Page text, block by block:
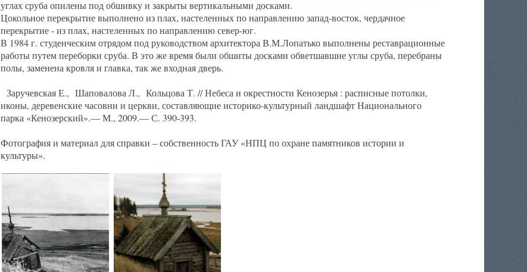
углах сруба опилены под обшивку и закрыты вертикальными досками.
Цокольное перекрытие выполнено из плах, настеленных по направлению запад-восток, чердачное
перекрытие - из плах, настеленных по направлению север-юг.
В 1984 г. студенческим отрядом под руководством архитектора В.М.Лопатько выполнены реставрационные
работы путем переборки сруба. В это же время были обшиты досками обветшавшие углы сруба, перебраны
полы, заменена кровля и главка, так же входная дверь.
Заручевская Е., Шаповалова Л., Кольцова Т. // Небеса и окрестности Кенозерья : расписные потолки,
иконы, деревенские часовни и церкви, составляющие историко-культурный ландшафт Национального
парка «Кенозерский».— М., 2009.— С. 390-393.
Фотография и материал для справки – собственность ГАУ «НПЦ по охране памятников истории и
культуры».